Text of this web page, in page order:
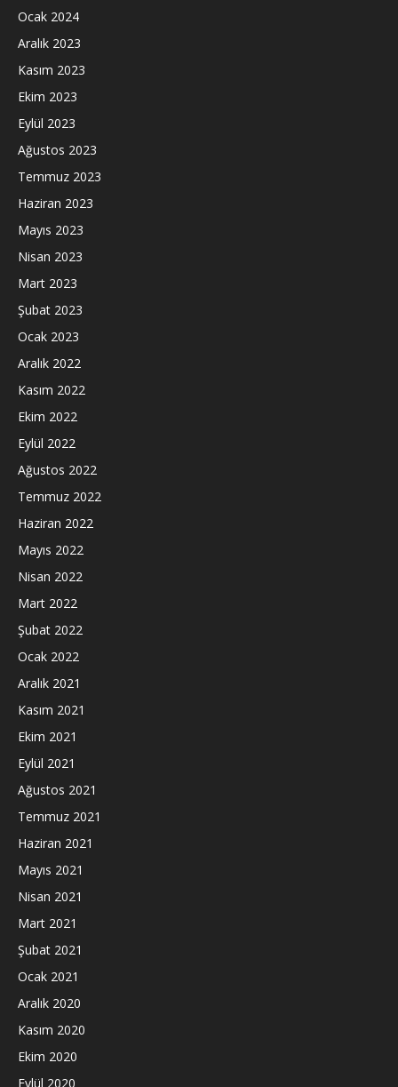
Ocak 2024
Aralık 2023
Kasım 2023
Ekim 2023
Eylül 2023
Ağustos 2023
Temmuz 2023
Haziran 2023
Mayıs 2023
Nisan 2023
Mart 2023
Şubat 2023
Ocak 2023
Aralık 2022
Kasım 2022
Ekim 2022
Eylül 2022
Ağustos 2022
Temmuz 2022
Haziran 2022
Mayıs 2022
Nisan 2022
Mart 2022
Şubat 2022
Ocak 2022
Aralık 2021
Kasım 2021
Ekim 2021
Eylül 2021
Ağustos 2021
Temmuz 2021
Haziran 2021
Mayıs 2021
Nisan 2021
Mart 2021
Şubat 2021
Ocak 2021
Aralık 2020
Kasım 2020
Ekim 2020
Eylül 2020